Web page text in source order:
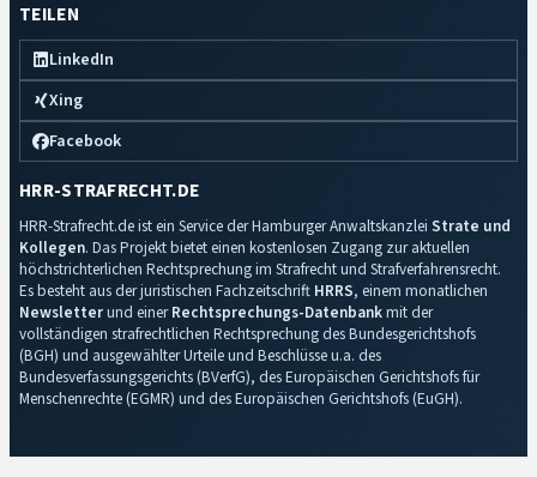
TEILEN
LinkedIn
Xing
Facebook
HRR-STRAFRECHT.DE
HRR-Strafrecht.de ist ein Service der Hamburger Anwaltskanzlei Strate und
Kollegen. Das Projekt bietet einen kostenlosen Zugang zur aktuellen
höchstrichterlichen Rechtsprechung im Strafrecht und Strafverfahrensrecht.
Es besteht aus der juristischen Fachzeitschrift HRRS, einem monatlichen
Newsletterund einerRechtsprechungs-Datenbankmit der
vollständigen strafrechtlichen Rechtsprechung des Bundesgerichtshofs
(BGH) und ausgewählter Urteile und Beschlüsse u.a. des
Bundesverfassungsgerichts (BVerfG), des Europäischen Gerichtshofs für
Menschenrechte (EGMR) und des Europäischen Gerichtshofs (EuGH).